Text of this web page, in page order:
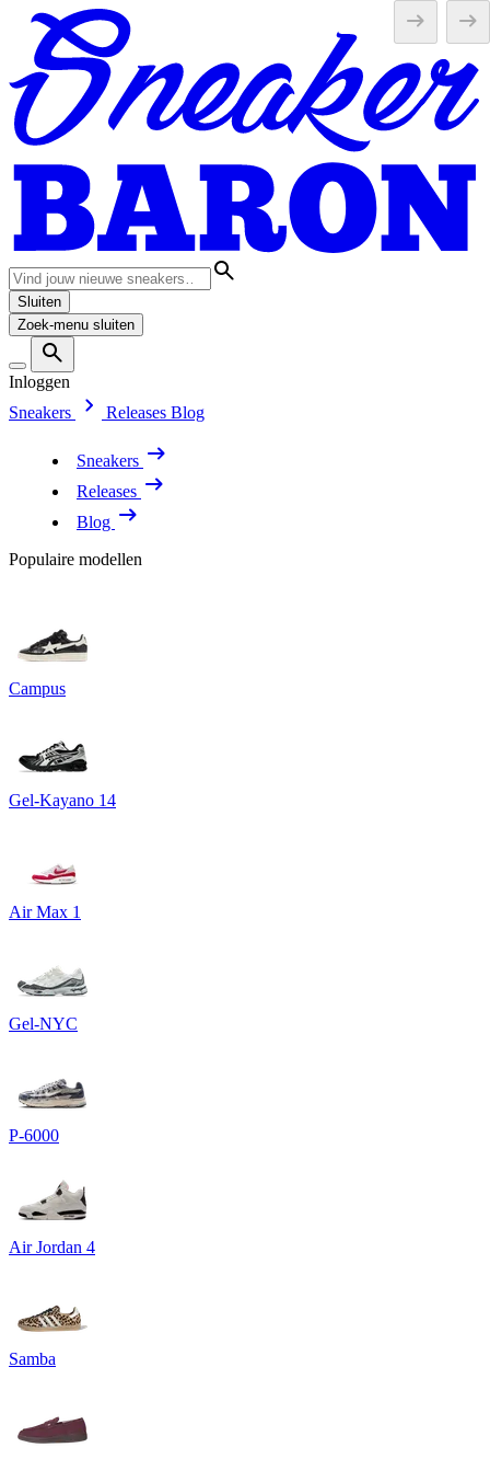
Sluiten
Zoek-menu sluiten
Inloggen
Sneakers
Releases Blog
Sneakers
Releases
Blog
Populaire modellen
Campus
Gel-Kayano 14
Air Max 1
Gel-NYC
P-6000
Air Jordan 4
Samba